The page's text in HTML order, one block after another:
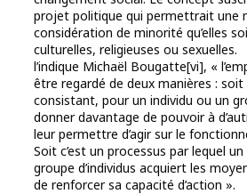
projet politique qui permettrait une
considération de minorité qu’elles
culturelles, religieuses ou
l’indique Michaël Bougatte[vi], «
être regardé de deux manières : soit
consistant, pour un individu ou un
donner davantage de pouvoir à
leur permettre d’agir sur le
Soit c’est un processus par lequel
groupe d’individus acquiert les
de renforcer sa capacité d’action ».